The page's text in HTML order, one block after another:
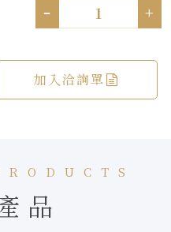
- +
加入洽詢單
品